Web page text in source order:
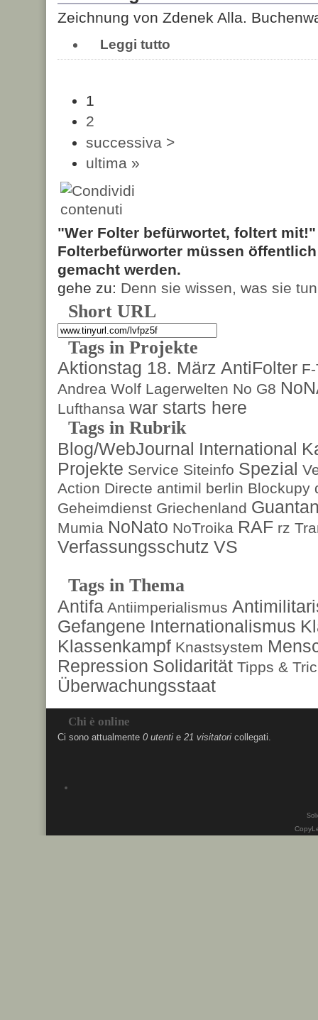
Zeichnung von Zdenek Alla.
Leggi tutto
1
2
successiva >
ultima »
"Wer Folter befürwortet, foltert
Folterbefürworter müssen
gemacht werden.
gehe zu: Denn sie wissen, was sie tun
Short URL
Tags in Projekte
Aktionstag 18. März AntiFolter
Andrea Wolf Lagerwelten No G8
Lufthansa war starts here
Tags in Rubrik
Blog/WebJournal International
Projekte Service Siteinfo Spezial
Action Directe antimil berlin Blockupy
Geheimdienst Griechenland
Mumia NoNato NoTroika RAF rz
Verfassungsschutz VS
Tags in Thema
Antifa Antiimperialismus
Gefangene Internationalismus
Klassenkampf Knastsystem
Repression Solidarität Tipps &
Überwachungsstaat
Chi è online
Ci sono attualmente 0 utenti e 21 visitatori collegati.